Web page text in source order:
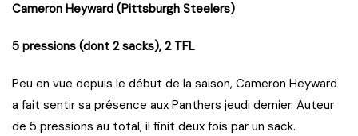
Cameron Heyward (Pittsburgh Steelers)
5 pressions (dont 2 sacks), 2 TFL
Peu en vue depuis le début de la saison, Cameron Heyward
a fait sentir sa présence aux Panthers jeudi dernier. Auteur
de 5 pressions au total, il finit deux fois par un sack.